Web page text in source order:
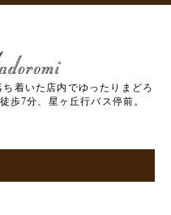
着いた店内でゆったりまどろ
歩7分、星ヶ丘行バス停前。